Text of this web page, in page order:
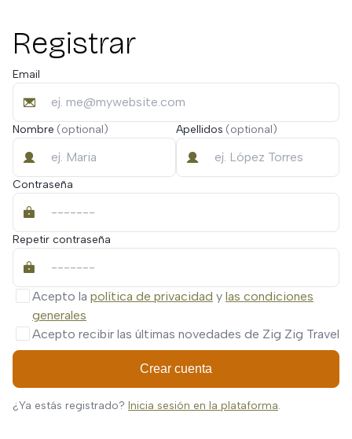
Registrar
Email
Nombre Apellidos
Contraseña
Repetir contraseña
Acepto la política de privacidad y las condiciones
generales
Acepto recibir las últimas novedades de Zig Zig Travel
Crear cuenta
¿Ya estás registrado? Inicia sesión en la plataforma.